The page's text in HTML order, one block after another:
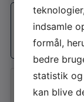
Besked
Jeg er
indsamle
formål,
bedre
statistik
kan blive